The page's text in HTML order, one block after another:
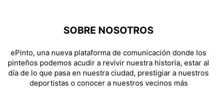
SOBRE NOSOTROS
ePinto, una nueva plataforma de comunicación donde los
pinteños podemos acudir a revivir nuestra historia, estar al
día de lo que pasa en nuestra ciudad, prestigiar a nuestros
deportistas o conocer a nuestros vecinos más